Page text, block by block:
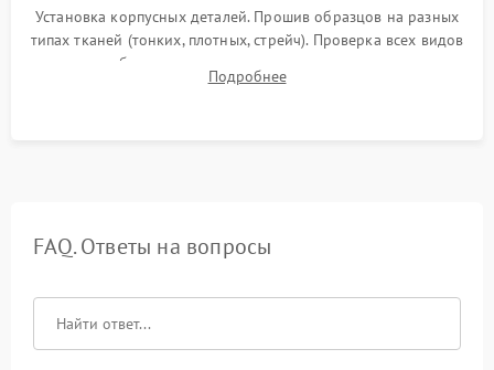
Установка корпусных деталей. Прошив образцов на разных
типах тканей (тонких, плотных, стрейч). Проверка всех видов
строчек, работы реверса, выметывания петли и намотчика
шпульки. Контроль плавности хода и отсутствия
Подробнее
FAQ. Ответы на вопросы